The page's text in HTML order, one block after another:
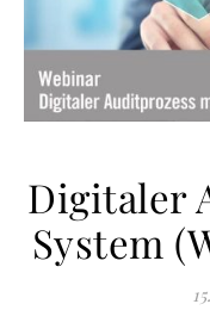
Digitaler
System